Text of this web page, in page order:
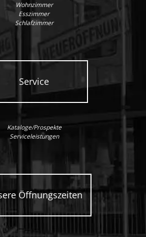
Wohnzimmer
Esszimmer
Schlafzimmer
Service
Kataloge/Prospekte
Serviceleistungen
Öffnungszeiten